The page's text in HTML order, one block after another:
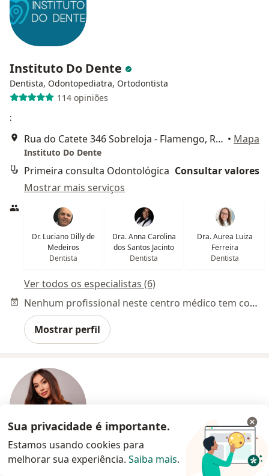
Instituto Do Dente
Dentista, Odontopediatra, Ortodontista
114 opiniões
:
Rua do Catete 346 Sobreloja - Flamengo, Rio de Janeiro • Mapa
Instituto Do Dente
Primeira consulta Odontológica Consultar valores
Mostrar mais serviços
Dr. Luciano Dilly de
Medeiros
Dentista
Dra. Anna Carolina
dos Santos Jacinto
Dentista
Dra. Aurea Luiza
Ferreira
Dentista
Ver todos os especialistas (6)
Nenhum profissional neste centro médico tem consultas disponíveis
Mostrar perfil
Dra. Luiza Bonfim
Sua privacidade é importante.
Estamos usando cookies para
melhorar sua experiência. Saiba mais.